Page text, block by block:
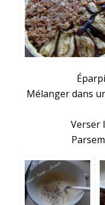
Mélanger dans
Verser